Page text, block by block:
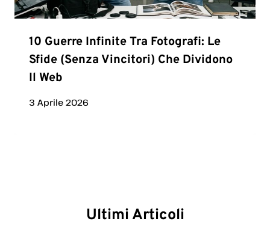
10 Guerre Infinite Tra Fotografi: Le
Sfide (senza Vincitori) Che Dividono
Il Web
3 Aprile 2026
Ultimi Articoli